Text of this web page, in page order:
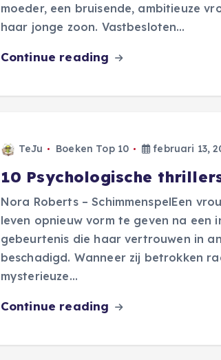
moeder, een bruisende, ambitieuze
haar jonge zoon. Vastbesloten…
Continue reading
TeJu Boeken Top 10 februari 13,
10 Psychologische
Nora Roberts – SchimmenspelEen
leven opnieuw vorm te geven na een
gebeurtenis die haar vertrouwen in
beschadigd. Wanneer zij betrokken
mysterieuze…
Continue reading